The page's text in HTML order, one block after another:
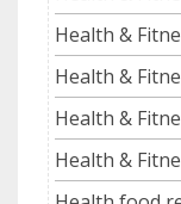
Health &
Health &
Health &
Health &